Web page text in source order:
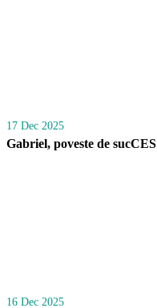
17 Dec 2025
Gabriel, poveste de sucCES
16 Dec 2025